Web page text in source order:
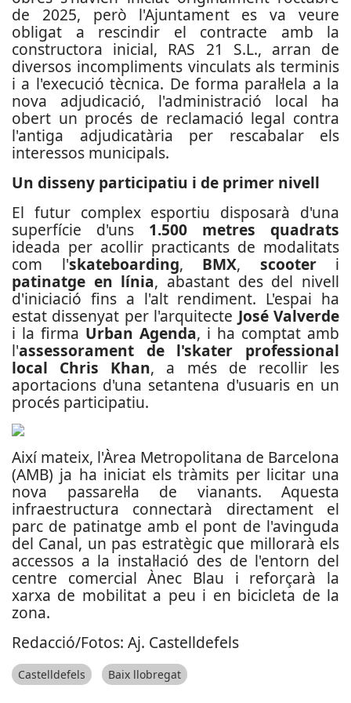
de 2025, però l'Ajuntament es va veure
obligat a rescindir el contracte amb la
constructora inicial, RAS 21 S.L., arran de
diversos incompliments vinculats als terminis
i a l'execució tècnica. De forma paral·lela a la
nova adjudicació, l'administració local ha
obert un procés de reclamació legal contra
l'antiga adjudicatària per rescabalar els
interessos municipals.
Un disseny participatiu i de primer nivell
El futur complex esportiu disposarà d'una
superfície d'uns 1.500 metres quadrats
ideada per acollir practicants de modalitats
com l'skateboarding, BMX, scooteri
patinatge en línia, abastant des del nivell
d'iniciació fins a l'alt rendiment. L'espai ha
estat dissenyat per l'arquitecte José Valverde
i la firma Urban Agenda, i ha comptat amb
l'assessorament de l'skater professional
local Chris Khan, a més de recollir les
aportacions d'una setantena d'usuaris en un
procés participatiu.
Així mateix, l'Àrea Metropolitana de Barcelona
(AMB) ja ha iniciat els tràmits per licitar una
nova passarel·la de vianants. Aquesta
infraestructura connectarà directament el
parc de patinatge amb el pont de l'avinguda
del Canal, un pas estratègic que millorarà els
accessos a la instal·lació des de l'entorn del
centre comercial Ànec Blau i reforçarà la
xarxa de mobilitat a peu i en bicicleta de la
zona.
Redacció/Fotos: Aj. Castelldefels
Castelldefels Baix llobregat